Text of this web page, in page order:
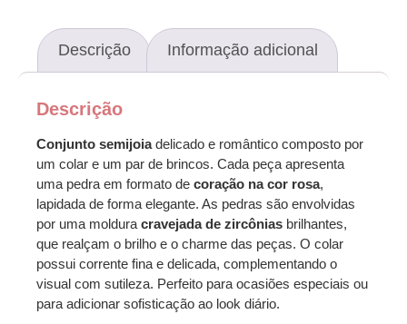
Descrição Informação adicional
Descrição
Conjunto semijoiadelicado e romântico composto por
um colar e um par de brincos. Cada peça apresenta
uma pedra em formato de coração na cor rosa,
lapidada de forma elegante. As pedras são envolvidas
por uma moldura cravejada de zircônias brilhantes,
que realçam o brilho e o charme das peças. O colar
possui corrente fina e delicada, complementando o
visual com sutileza. Perfeito para ocasiões especiais ou
para adicionar sofisticação ao look diário.